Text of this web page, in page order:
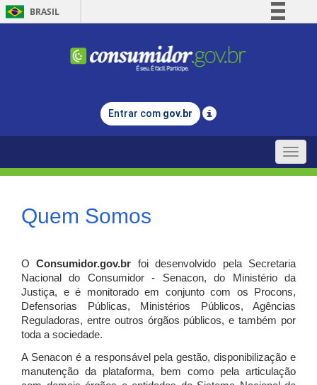
BRASIL
Comunica BR
Legislação
Entrar com gov.br
Toggle
Quem Somos
OConsumidor.gov.br
foi desenvolvido pela Secretaria
Nacional do Consumidor - Senacon, do Ministério da
Justiça, e é monitorado em conjunto com os Procons,
Defensorias Públicas, Ministérios Públicos, Agências
Reguladoras, entre outros órgãos públicos, e também por
toda a sociedade.
A Senacon é a responsável pela gestão, disponibilização e
manutenção da plataforma, bem como pela articulação